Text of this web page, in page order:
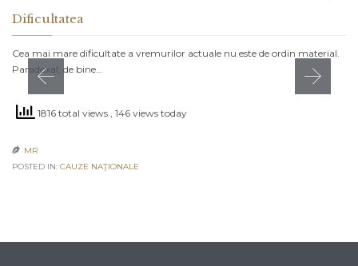
Dificultatea
Cea mai mare dificultate a vremurilor actuale nu este de ordin material.
Paradoxal, de bine…
1816 total views , 146 views today
 MR
POSTED IN: CAUZE NAŢIONALE